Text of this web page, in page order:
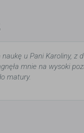
u Pani Karoliny, z
mnie na wysoki
matury.